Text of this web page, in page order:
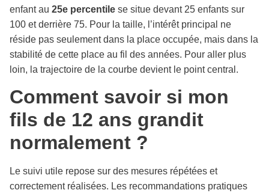
enfant au 25e percentile se situe devant 25 enfants sur
100 et derrière 75. Pour la taille, l’intérêt principal ne
réside pas seulement dans la place occupée, mais dans la
stabilité de cette place au fil des années. Pour aller plus
loin, la trajectoire de la courbe devient le point central.
Comment savoir si mon
fils de 12 ans grandit
normalement ?
Le suivi utile repose sur des mesures répétées et
correctement réalisées. Les recommandations pratiques